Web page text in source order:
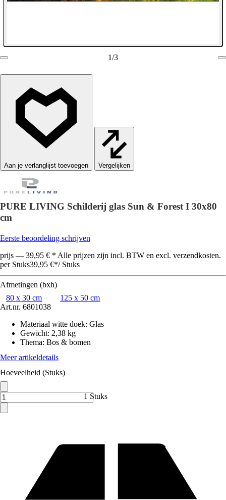
1/3
Vergelijken
PURE LIVING Schilderij glas Sun & Forest I 30x80
cm
Eerste beoordeling schrijven
prijs — 39,95 € * Alle prijzen zijn incl. BTW en excl. verzendkosten.
per Stuks39,95 €*/ Stuks
Afmetingen (bxh)
80 x 30 cm
125 x 50 cm
Art.nr. 6801038
Materiaal witte doek: Glas
Gewicht: 2,38 kg
Thema: Bos & bomen
Meer artikeldetails
Hoeveelheid (Stuks)
1 Stuks